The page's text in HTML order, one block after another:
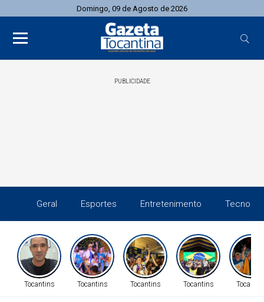
Domingo, 09 de Agosto de 2026
PUBLICIDADE
Geral Esportes Entretenimento
Tocantins Tocantins Tocantins Tocantins